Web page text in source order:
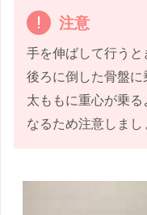
注意
手を伸ばして行う
後ろに倒した骨盤に
太ももに重心が乗
なるため注意しまし